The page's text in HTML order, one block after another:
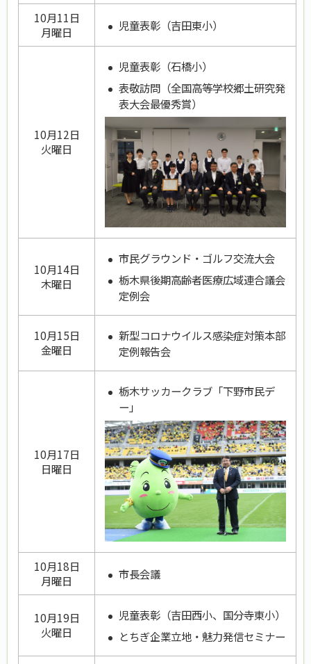
10月11日
月曜日
児童表彰（吉田東小）
10月12日
火曜日
児童表彰（石橋小）
表敬訪問（全国高等学校郷土研究発
表大会最優秀賞）
10月14日
木曜日
市民グラウンド・ゴルフ交流大会
栃木県後期高齢者医療広域連合議会
定例会
10月15日
金曜日
新型コロナウイルス感染症対策本部
定例報告会
10月17日
日曜日
栃木サッカークラブ「下野市民デ
ー」
10月18日
月曜日
市長会議
10月19日
火曜日
児童表彰（吉田西小、国分寺東小）
とちぎ企業立地・魅力発信セミナー